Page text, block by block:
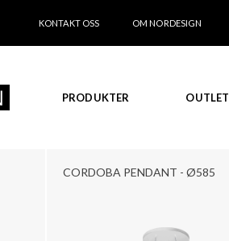
KONTAKT OSS OM NORDESIGN
PRODUKTER OUTLET
CORDOBA PENDANT - Ø585